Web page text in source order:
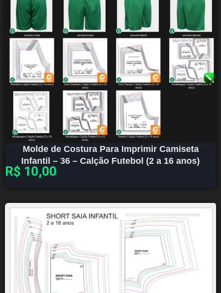
Molde de Costura Para Imprimir Camiseta
Infantil – 36 – Calção Futebol (2 a 16 anos)
R$ 10,00